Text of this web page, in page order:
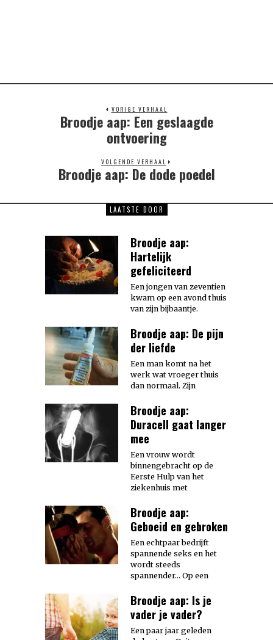
VORIGE VERHAAL
Previous
post:
Broodje aap: Een geslaagde
ontvoering
VOLGENDE VERHAAL
Next
Broodje aap: De dode poedel
LAATSTE DOOR
Broodje aap:
Hartelijk
gefeliciteerd
Een jongen van zeventien
kwam op een avond thuis
van zijn bijbaantje.
Broodje aap: De pijn
der liefde
Een man komt na het
werk wat vroeger thuis
dan normaal. Zijn
Broodje aap:
Duracell gaat langer
mee
Een vrouw wordt
binnengebracht op de
Eerste Hulp van het
ziekenhuis met
Broodje aap:
Geboeid en gebroken
Een echtpaar bedrijft
spannende seks en het
wordt steeds
spannender… Op een
Broodje aap: Is je
vader je vader?
Een paar jaar geleden